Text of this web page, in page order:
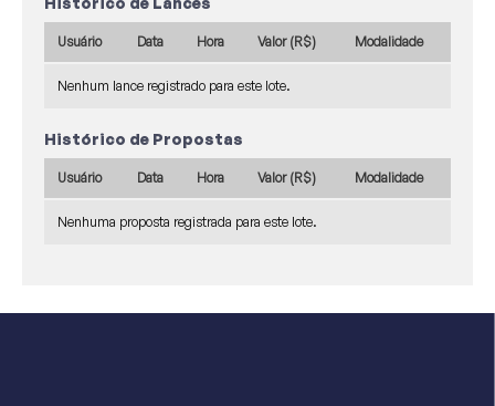
Usuário Data Hora Valor (R$) Modalidade
Nenhum lance registrado para este lote.
Histórico de Propostas
Usuário Data Hora Valor (R$) Modalidade
Nenhuma proposta registrada para este lote.